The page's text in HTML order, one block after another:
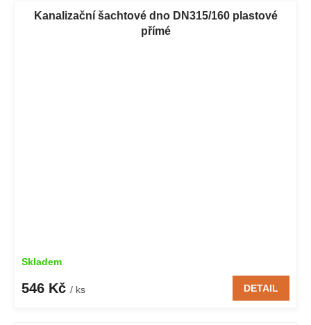
Kanalizační šachtové dno DN315/160 plastové
přímé
Skladem
546 Kč / ks DETAIL